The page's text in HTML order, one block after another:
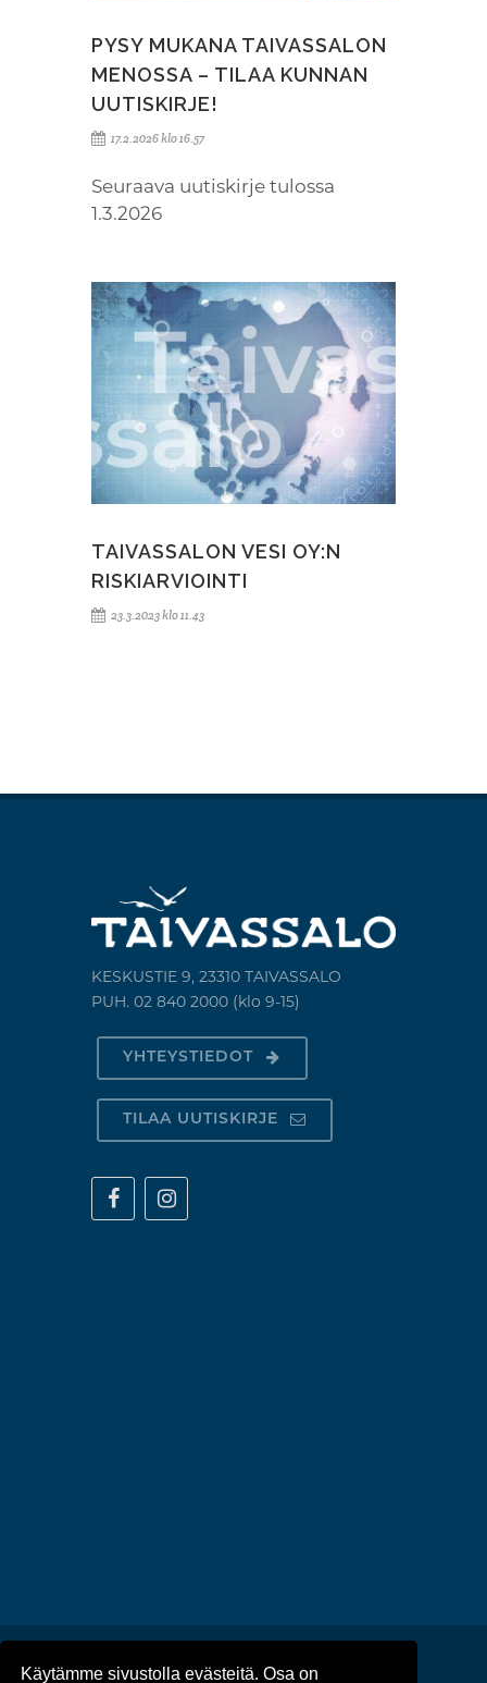
Käytämme sivustolla evästeitä. Osa on
PYSY MUKANA TAIVASSALON
MENOSSA – TILAA KUNNAN
UUTISKIRJE!
17.2.2026 klo 16.57
Seuraava uutiskirje tulossa
1.3.2026
TAIVASSALON VESI OY:N
RISKIARVIOINTI
23.3.2023 klo 11.43
KESKUSTIE 9, 23310 TAIVASSALO
PUH. 02 840 2000 (klo 9-15)
YHTEYSTIEDOT
TILAA UUTISKIRJE